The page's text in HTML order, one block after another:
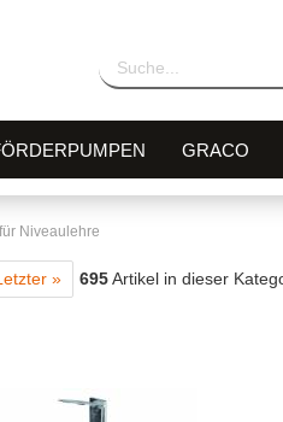
GRACO
Niveaulehre
» 695Artikel in dieser